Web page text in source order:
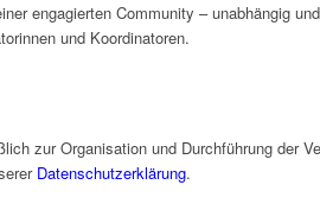
engagierten Community – unabhängig
und Koordinatoren.
zur Organisation und Durchführung der
Datenschutzerklärung.